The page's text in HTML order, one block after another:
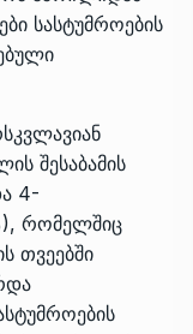
სასტუმროების
შესაბამის
4-
რომელშიც
თვეებში